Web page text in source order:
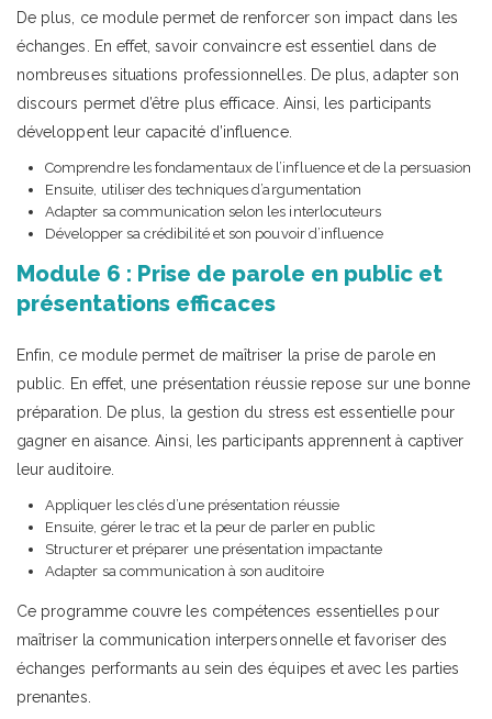
De plus, ce module permet de renforcer son impact dans les
échanges. En effet, savoir convaincre est essentiel dans de
nombreuses situations professionnelles. De plus, adapter son
discours permet d’être plus efficace. Ainsi, les participants
développent leur capacité d’influence.
Comprendre les fondamentaux de l’influence et de la persuasion
Ensuite, utiliser des techniques d’argumentation
Adapter sa communication selon les interlocuteurs
Développer sa crédibilité et son pouvoir d’influence
Module 6 : Prise de parole en public et
présentations efficaces
Enfin, ce module permet de maîtriser la prise de parole en
public. En effet, une présentation réussie repose sur une bonne
préparation. De plus, la gestion du stress est essentielle pour
gagner en aisance. Ainsi, les participants apprennent à captiver
leur auditoire.
Appliquer les clés d’une présentation réussie
Ensuite, gérer le trac et la peur de parler en public
Structurer et préparer une présentation impactante
Adapter sa communication à son auditoire
Ce programme couvre les compétences essentielles pour
maîtriser la communication interpersonnelle et favoriser des
échanges performants au sein des équipes et avec les parties
prenantes.